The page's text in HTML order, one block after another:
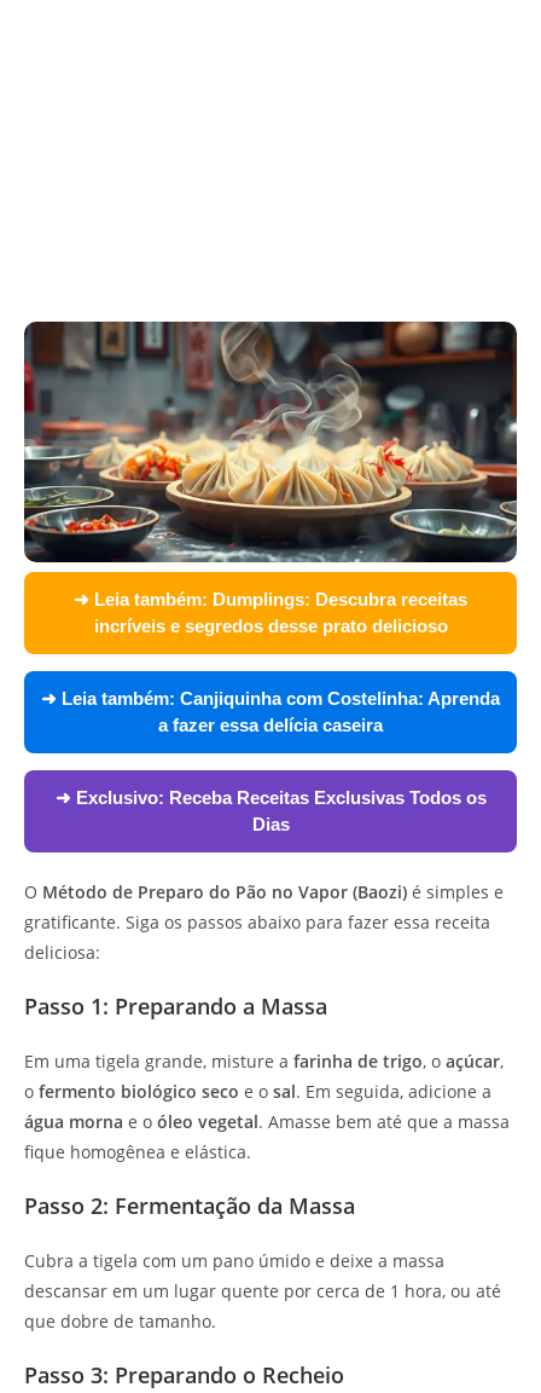
➜ Leia também: Dumplings: Descubra receitas
incríveis e segredos desse prato delicioso
➜ Leia também: Canjiquinha com Costelinha: Aprenda
a fazer essa delícia caseira
➜ Exclusivo: Receba Receitas Exclusivas Todos os
Dias
O Método de Preparo do Pão no Vapor (Baozi) é simples e
gratificante. Siga os passos abaixo para fazer essa receita
deliciosa:
Passo 1: Preparando a Massa
Em uma tigela grande, misture a farinha de trigo, o açúcar,
o fermento biológico seco e o sal. Em seguida, adicione a
água morna e o óleo vegetal. Amasse bem até que a massa
fique homogênea e elástica.
Passo 2: Fermentação da Massa
Cubra a tigela com um pano úmido e deixe a massa
descansar em um lugar quente por cerca de 1 hora, ou até
que dobre de tamanho.
Passo 3: Preparando o Recheio